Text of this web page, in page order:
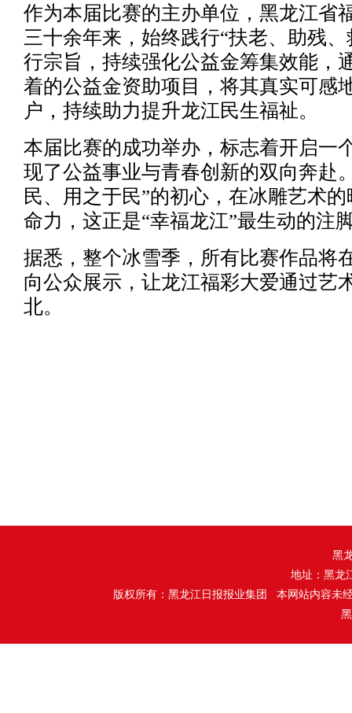
作为本届比赛的主办单位，黑龙江省
三十余年来，始终践行“扶老、助残
行宗旨，持续强化公益金筹集效能，
着的公益金资助项目，将其真实可感
户，持续助力提升龙江民生福祉。
本届比赛的成功举办，标志着开启一
现了公益事业与青春创新的双向奔赴
民、用之于民”的初心，在冰雕艺术
命力，这正是“幸福龙江”最生动的注
据悉，整个冰雪季，所有比赛作品将
向公众展示，让龙江福彩大爱通过艺
北。
黑
地址：黑龙
版权所有：黑龙江日报报业集团 本网站内容未